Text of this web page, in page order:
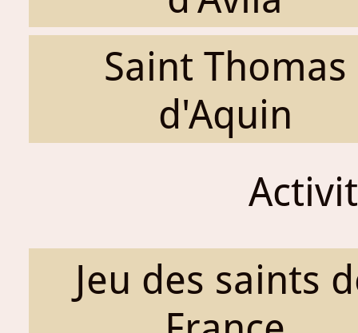
Saint Thomas
d'Aquin
Jeu des saints